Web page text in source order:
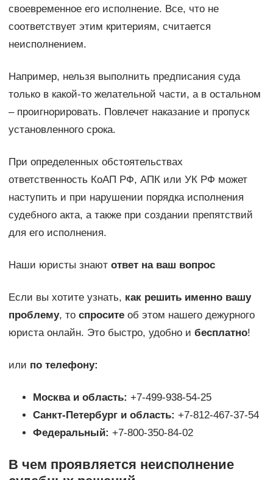
своевременное его исполнение. Все, что не
соответствует этим критериям, считается
неисполнением.
Например, нельзя выполнить предписания суда
только в какой-то желательной части, а в остальном
– проигнорировать. Повлечет наказание и пропуск
установленного срока.
При определенных обстоятельствах
ответственность КоАП РФ, АПК или УК РФ может
наступить и при нарушении порядка исполнения
судебного акта, а также при создании препятствий
для его исполнения.
Наши юристы знают ответ на ваш вопрос
Если вы хотите узнать, как решить именно вашу
проблему, то спроситеоб этом нашего дежурного
юриста онлайн. Это быстро, удобно и бесплатно!
или по телефону:
Москва и область: +7-499-938-54-25
Санкт-Петербург и область: +7-812-467-37-54
Федеральный: +7-800-350-84-02
В чем проявляется неисполнение